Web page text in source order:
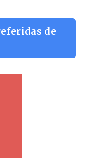
de